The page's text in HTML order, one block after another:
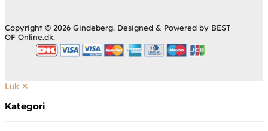
Copyright © 2026 Gindeberg. Designed & Powered by BEST
OF Online.dk.
Luk ✕
Kategori